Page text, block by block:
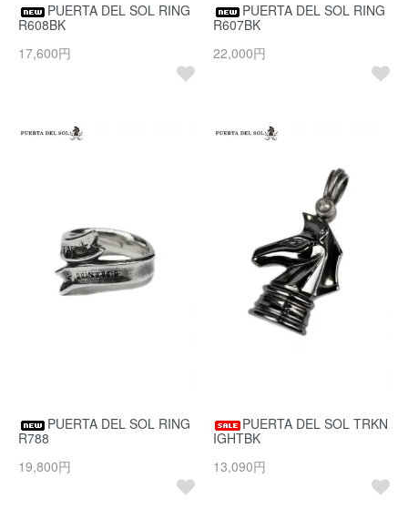
PUERTA DEL SOL RING
R608BK
17,600円
PUERTA DEL SOL RING
R607BK
22,000円
PUERTA DEL SOL RING
R788
19,800円
PUERTA DEL SOL TRKN
IGHTBK
13,090円